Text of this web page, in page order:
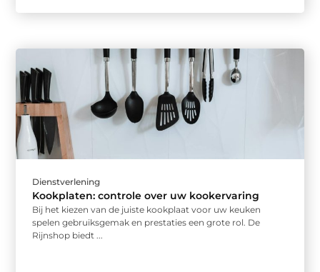
Dienstverlening
Kookplaten: controle over uw kookervaring
Bij het kiezen van de juiste kookplaat voor uw keuken
spelen gebruiksgemak en prestaties een grote rol. De
Rijnshop biedt ...